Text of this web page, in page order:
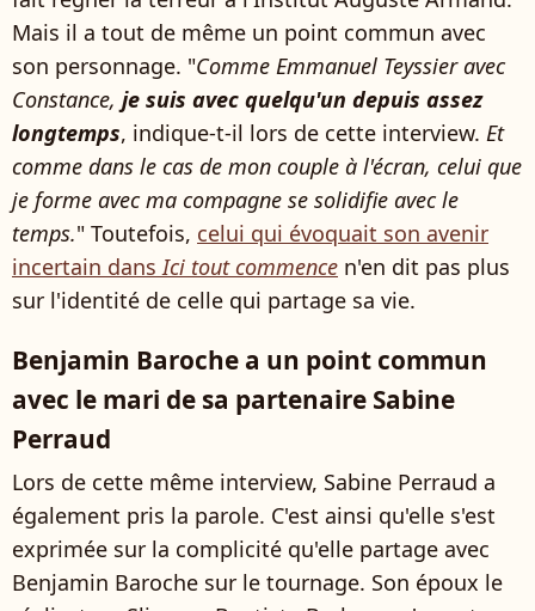
Mais il a tout de même un point commun avec
son personnage. "Comme Emmanuel Teyssier avec
Constance, je suis avec quelqu'un depuis assez
longtemps, indique-t-il lors de cette interview. Et
comme dans le cas de mon couple à l'écran, celui que
je forme avec ma compagne se solidifie avec le
temps." Toutefois, celui qui évoquait son avenir
incertain dansIci tout commence n'en dit pas plus
sur l'identité de celle qui partage sa vie.
Benjamin Baroche a un point commun
avec le mari de sa partenaire Sabine
Perraud
Lors de cette même interview, Sabine Perraud a
également pris la parole. C'est ainsi qu'elle s'est
exprimée sur la complicité qu'elle partage avec
Benjamin Baroche sur le tournage. Son époux le